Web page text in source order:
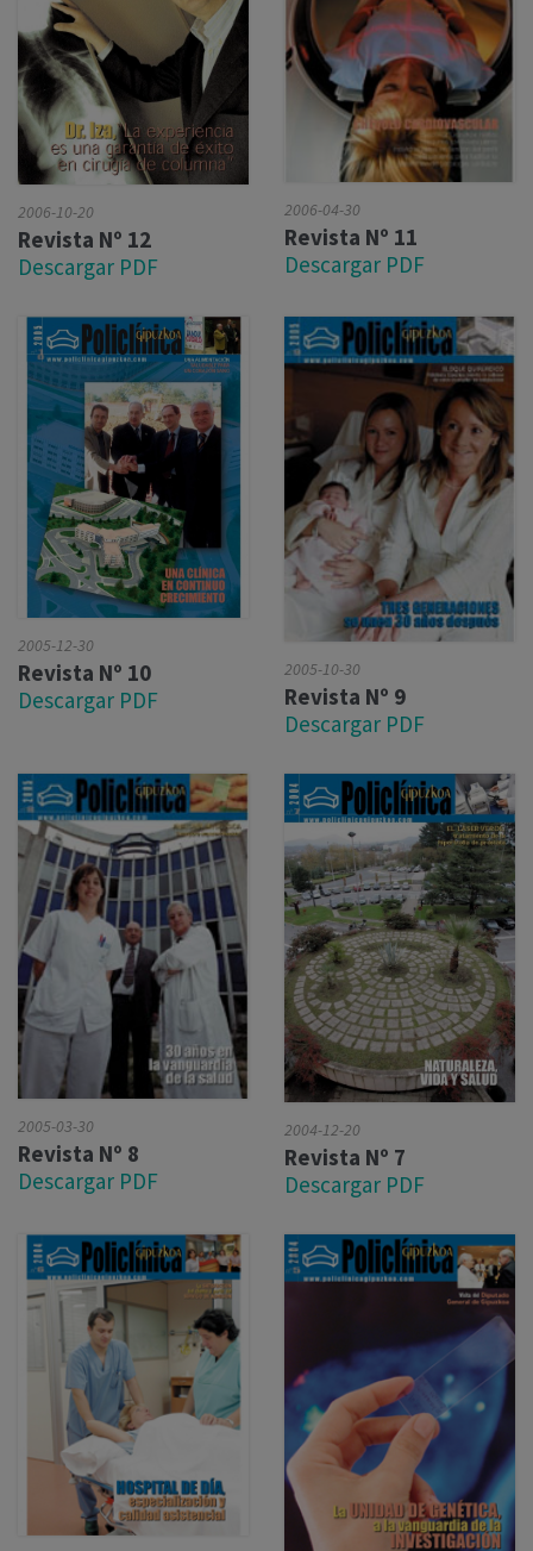
2006-10-20
Revista Nº 12
Descargar PDF
2006-04-30
Revista Nº 11
Descargar PDF
2005-12-30
Revista Nº 10
Descargar PDF
2005-10-30
Revista Nº 9
Descargar PDF
2005-03-30
Revista Nº 8
Descargar PDF
2004-12-20
Revista Nº 7
Descargar PDF